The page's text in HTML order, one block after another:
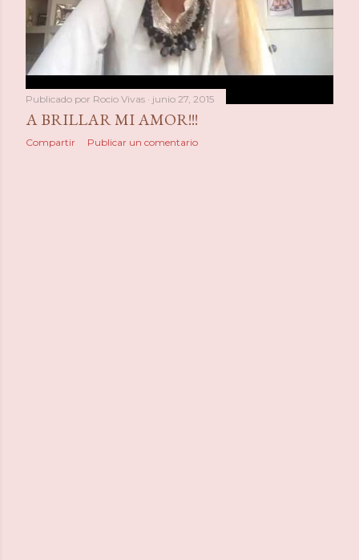
a
s
Publicado por Rocio Vivas junio 27, 2015
A BRILLAR MI AMOR!!!
Compartir Publicar un comentario